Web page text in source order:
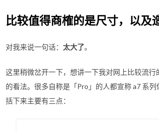
比较值得商榷的是尺寸，以及
对我来说一句话：太大了。
这里稍微岔开一下，想讲一下我对网上比较流行
的看法。很多自称是「Pro」的人都宣称 a7 系
括下来主要有三点：